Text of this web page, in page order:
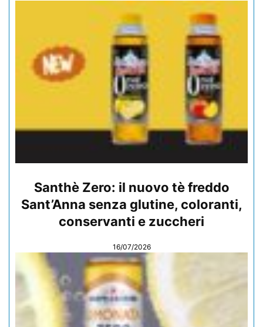
Santhè Zero: il nuovo tè freddo
Sant’Anna senza glutine, coloranti,
conservanti e zuccheri
16/07/2026